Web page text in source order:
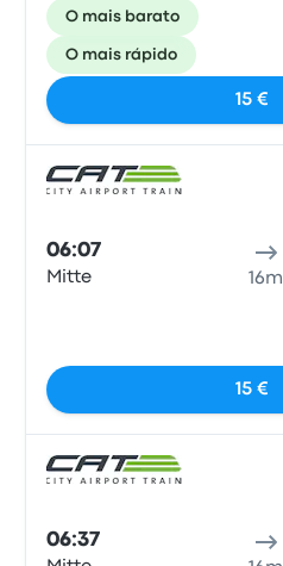
O mais barato
O mais rápido
15 €
06:07
Mitte 16m
15 €
06:37